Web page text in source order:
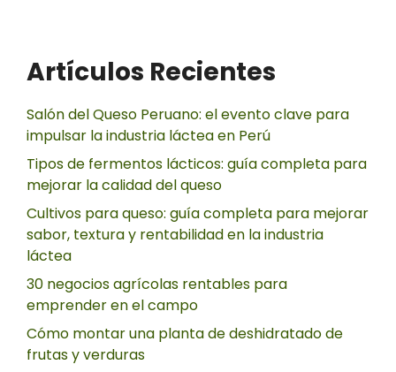
Artículos Recientes
Salón del Queso Peruano: el evento clave para
impulsar la industria láctea en Perú
Tipos de fermentos lácticos: guía completa para
mejorar la calidad del queso
Cultivos para queso: guía completa para mejorar
sabor, textura y rentabilidad en la industria
láctea
30 negocios agrícolas rentables para
emprender en el campo
Cómo montar una planta de deshidratado de
frutas y verduras